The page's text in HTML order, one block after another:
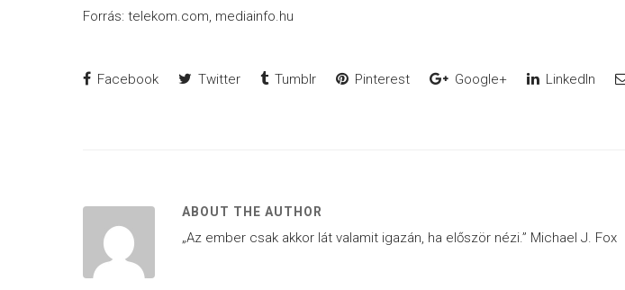
Forrás: telekom.com, mediainfo.hu
Facebook Twitter Tumblr Pinterest Google+ LinkedIn
ABOUT THE AUTHOR
„Az ember csak akkor lát valamit igazán, ha először nézi.” Michael J. Fox